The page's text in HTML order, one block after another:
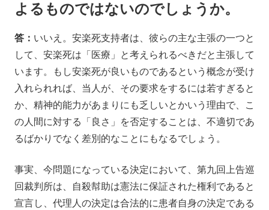
よるものではないのでしょうか。
答： いいえ。安楽死支持者は、彼らの主な主張の一つと
して、安楽死は「医療」と考えられるべきだと主張して
います。もし安楽死が良いものであるという概念が受け
入れられれば、当人が、その要求をするには若すぎると
か、精神的能力があまりにも乏しいとかいう理由で、こ
の人間に対する「良さ」を否定することは、不適切であ
るばかりでなく差別的なことにもなるでしょう。
事実、今問題になっている決定において、第九回上告巡
回裁判所は、自殺幇助は憲法に保証された権利であると
宣言し、代理人の決定は合法的に患者自身の決定である